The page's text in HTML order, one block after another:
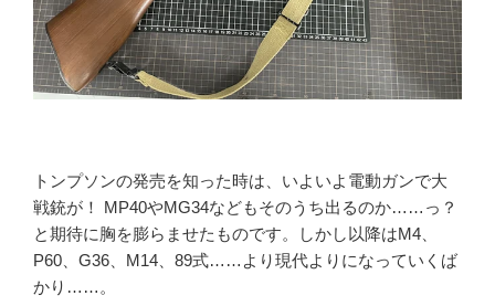
よくある質問
関東・関西エリアの出張買取強化中！
会社概要
スタッフ紹介
スタッフブログ
オンラインショップ
トンプソンの発売を知った時は、いよいよ電動ガンで大
戦銃が！ MP40やMG34などもそのうち出るのか……っ？
と期待に胸を膨らませたものです。しかし以降はM4、
P60、G36、M14、89式……より現代よりになっていくば
かり……。